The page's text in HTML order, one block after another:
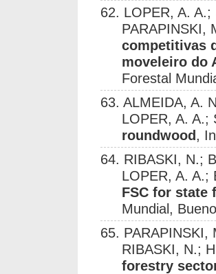
62. LOPER, A.
PARAPINSKI,
competitivas
moveleiro do
Forestal
63. ALMEIDA, A.
LOPER, A.
roundwood ,
64. RIBASKI, N.;
LOPER, A. A.;
FSC for state
Mundial,
65. PARAPINSKI,
RIBASKI, N.;
forestry